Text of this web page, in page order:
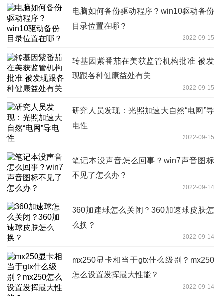
电脑如何备份驱动程序？win10驱动备份
目录位置在哪？
2022-09-15
转基因紫番茄在美获监管机构批准 被发
现跟各种健康益处有关
2022-09-15
研究人员发现：光照加速大自然“电网”导
电性
2022-09-15
笔记本没声音怎么回事？win7声音图标
不见了怎么办？
2022-09-14
360加速球怎么关闭？360加速球皮肤怎
么换？
2022-09-14
mx250显卡相当于gtx什么级别？mx250
怎么设置发挥最大性能？
2022-09-14